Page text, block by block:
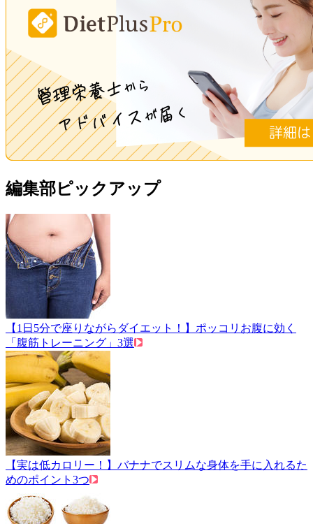
編集部ピックアップ
【1日5分で座りながらダイエット！】ポッコリお腹に効く
「腹筋トレーニング」3選
【実は低カロリー！】バナナでスリムな身体を手に入れるた
めのポイント3つ